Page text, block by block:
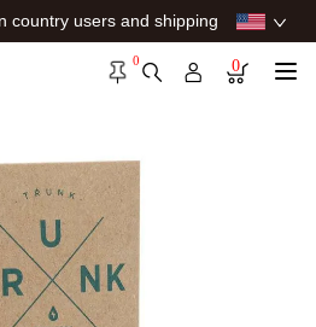
country users and shipping
0 0